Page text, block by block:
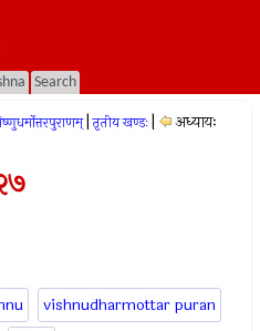
Search
तृतीय खण्डः
अध्यायः
vishnudharmottar puran